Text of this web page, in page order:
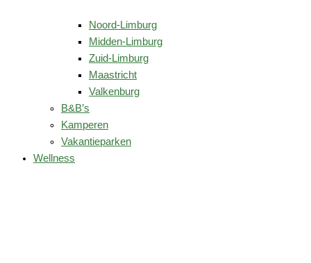
Noord-Limburg
Midden-Limburg
Zuid-Limburg
Maastricht
Valkenburg
B&B’s
Kamperen
Vakantieparken
Wellness